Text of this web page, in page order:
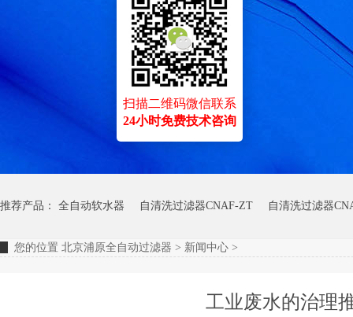
推荐产品： 全自动软水器 自清洗过滤器CNAF-ZT 自清洗过滤器
您的位置 北京浦原全自动过滤器 > 新闻中心 >
工业废水的治理
扫描二维码微信联系
24小时免费技术咨询